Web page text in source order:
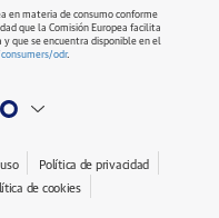
en materia de consumo conforme
que la Comisión Europea facilita
que se encuentra disponible en el
odr.
Política de privacidad
de cookies